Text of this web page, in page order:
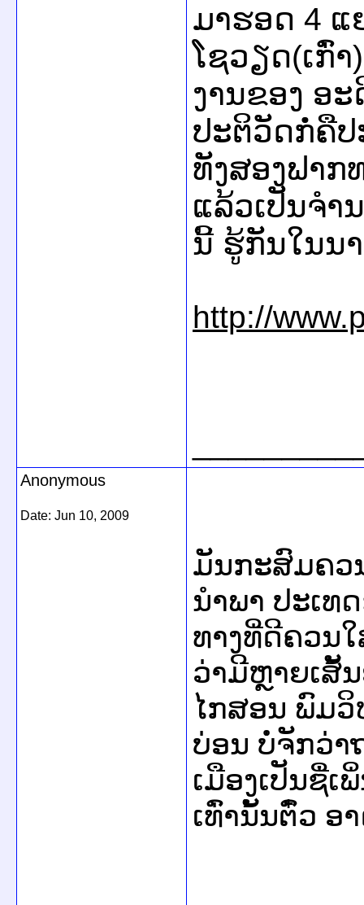
ມາຮອດ 4
ໂຊວຽດ(ເກົ່
ງານຂອງ ອ
ປະຕິວັດກໍ່ຄືປ
ທັງສອງຟາກ
ແລ້ວເປັນຈຳ
ນີ້ ຮູ້ກັນໃນນ
http://
Anonymous
Date: Jun 10, 2009
ມັນກະສົມຄວ
ນໍາພາ ປະເທ
ທາງທີ່ດີຄວນ
ວ່າມີຫຼາຍເສັ້
ໄກສອນ ພົມ
ບ່ອນ ບໍ່ຈັກວ່
ເມືອງເປັນຊື່
ເທົ່ານັ້ນຕົ໋ວ ອ